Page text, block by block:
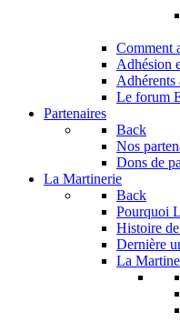
Comment
Adhésion
Adhérents
Le forum
Partenaires
Back
Nos
Dons de
La Martinerie
Back
Pourquoi
Histoire
Dernière
La